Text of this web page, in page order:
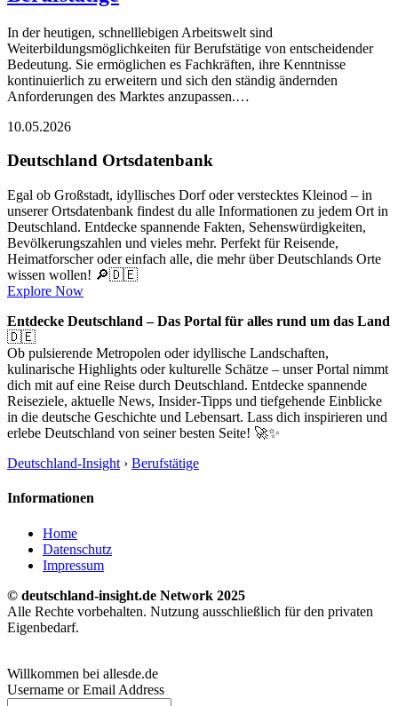
In der heutigen, schnelllebigen Arbeitswelt sind
Weiterbildungsmöglichkeiten für Berufstätige von entscheidender
Bedeutung. Sie ermöglichen es Fachkräften, ihre Kenntnisse
kontinuierlich zu erweitern und sich den ständig ändernden
Anforderungen des Marktes anzupassen.…
10.05.2026
Deutschland Ortsdatenbank
Egal ob Großstadt, idyllisches Dorf oder verstecktes Kleinod – in
unserer Ortsdatenbank findest du alle Informationen zu jedem Ort in
Deutschland. Entdecke spannende Fakten, Sehenswürdigkeiten,
Bevölkerungszahlen und vieles mehr. Perfekt für Reisende,
Heimatforscher oder einfach alle, die mehr über Deutschlands Orte
wissen wollen! 🔎🇩🇪
Explore Now
Entdecke Deutschland – Das Portal für alles rund um das Land
🇩🇪
Ob pulsierende Metropolen oder idyllische Landschaften,
kulinarische Highlights oder kulturelle Schätze – unser Portal nimmt
dich mit auf eine Reise durch Deutschland. Entdecke spannende
Reiseziele, aktuelle News, Insider-Tipps und tiefgehende Einblicke
in die deutsche Geschichte und Lebensart. Lass dich inspirieren und
erlebe Deutschland von seiner besten Seite! 🚀✨
Deutschland-Insight › Berufstätige
Informationen
Home
Datenschutz
Impressum
© deutschland-insight.de Network 2025
Alle Rechte vorbehalten. Nutzung ausschließlich für den privaten
Eigenbedarf.
Willkommen bei allesde.de
Username or Email Address